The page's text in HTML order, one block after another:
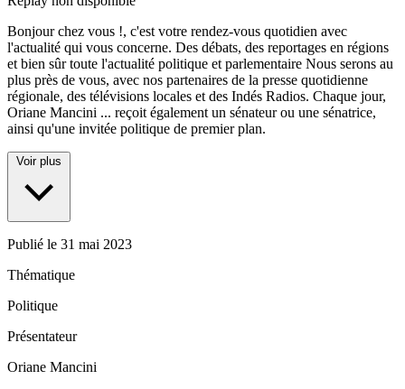
Bonjour chez vous !, c'est votre rendez-vous quotidien avec
l'actualité qui vous concerne. Des débats, des reportages en régions
et bien sûr toute l'actualité politique et parlementaire Nous serons au
plus près de vous, avec nos partenaires de la presse quotidienne
régionale, des télévisions locales et des Indés Radios. Chaque jour,
Oriane Mancini ... reçoit également un sénateur ou une sénatrice,
ainsi qu'une invitée politique de premier plan.
Voir plus
Publié le 31 mai 2023
Thématique
Politique
Présentateur
Oriane Mancini